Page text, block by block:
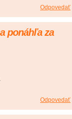
Odpovedať
ponáhľa za
Odpovedať